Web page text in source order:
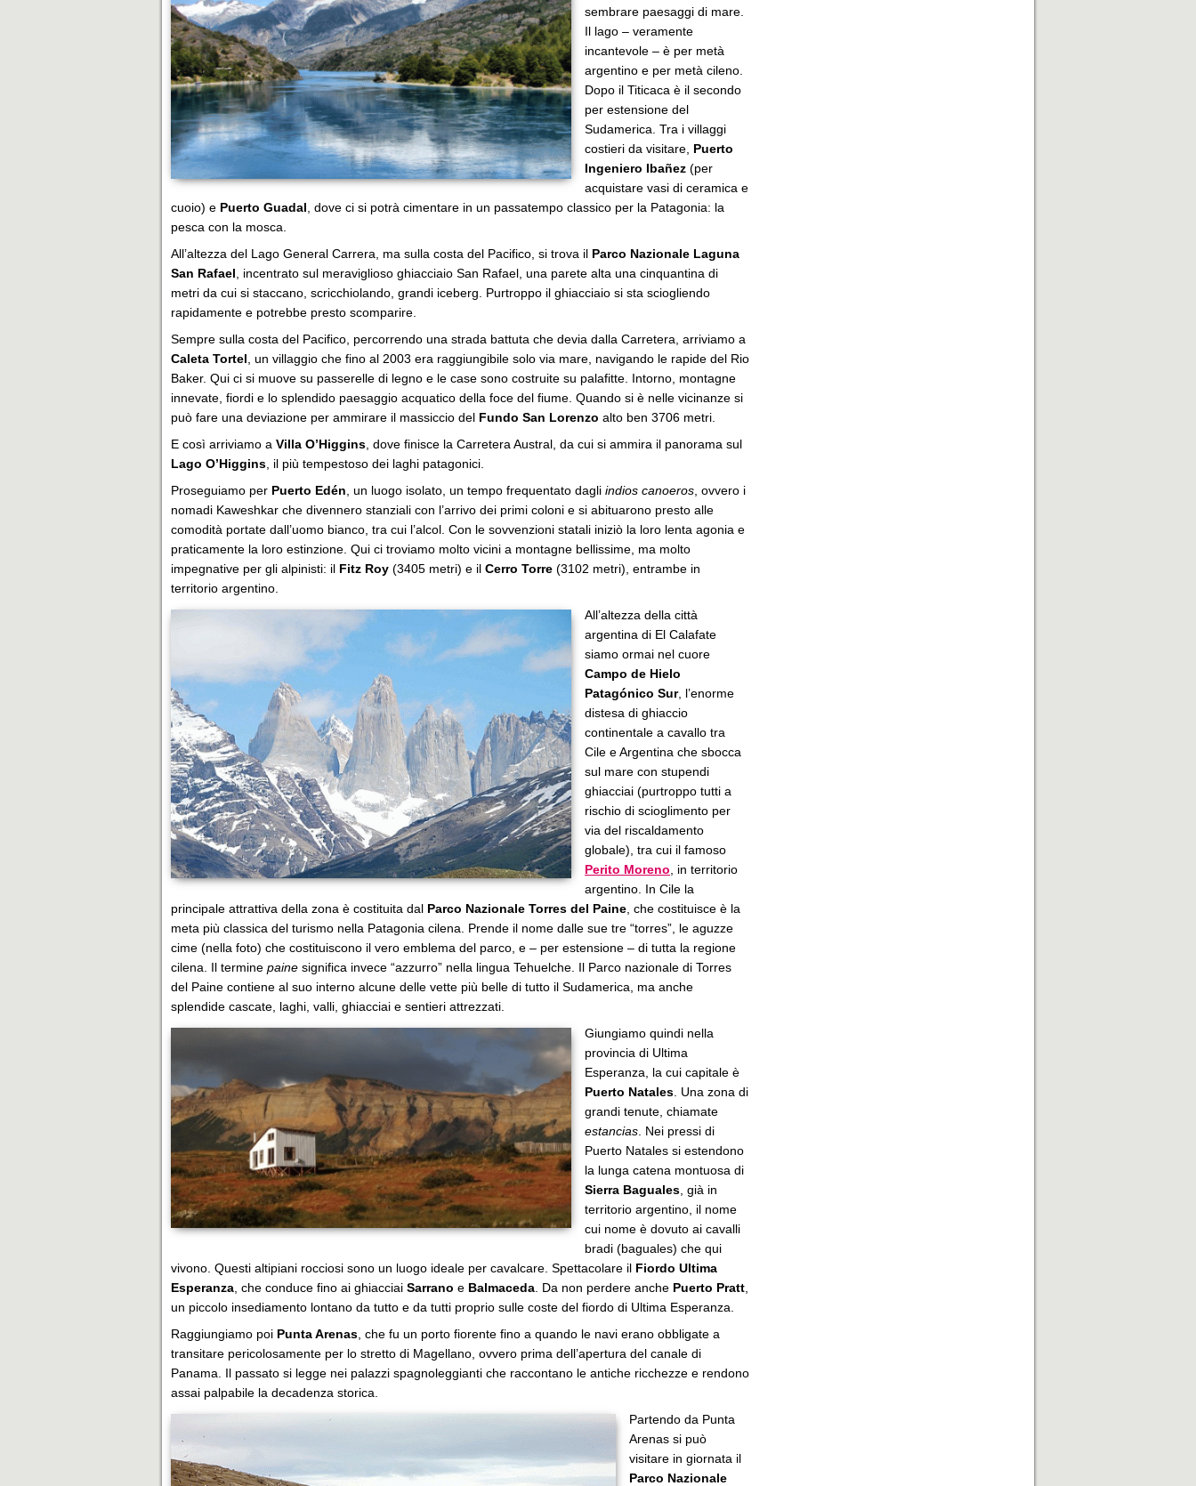
sembrare paesaggi di mare.
Il lago – veramente
incantevole – è per metà
argentino e per metà cileno.
Dopo il Titicaca è il secondo
per estensione del
Sudamerica. Tra i villaggi
costieri da visitare, Puerto
Ingeniero Ibañez (per
acquistare vasi di ceramica e
cuoio) e Puerto Guadal , dove ci si potrà cimentare in un passatempo classico per la Patagonia: la
pesca con la mosca.
All’altezza del Lago General Carrera, ma sulla costa del Pacifico, si trova il Parco Nazionale Laguna
San Rafael , incentrato sul meraviglioso ghiacciaio San Rafael, una parete alta una cinquantina di
metri da cui si staccano, scricchiolando, grandi iceberg. Purtroppo il ghiacciaio si sta sciogliendo
rapidamente e potrebbe presto scomparire.
Sempre sulla costa del Pacifico, percorrendo una strada battuta che devia dalla Carretera, arriviamo a
Caleta Tortel , un villaggio che fino al 2003 era raggiungibile solo via mare, navigando le rapide del Rio
Baker. Qui ci si muove su passerelle di legno e le case sono costruite su palafitte. Intorno, montagne
innevate, fiordi e lo splendido paesaggio acquatico della foce del fiume. Quando si è nelle vicinanze si
può fare una deviazione per ammirare il massiccio del Fundo San Lorenzo alto ben 3706 metri.
E così arriviamo a Villa O’Higgins , dove finisce la Carretera Austral, da cui si ammira il panorama sul
Lago O’Higgins , il più tempestoso dei laghi patagonici.
Proseguiamo per Puerto Edén , un luogo isolato, un tempo frequentato dagli indios canoeros , ovvero i
nomadi Kaweshkar che divennero stanziali con l’arrivo dei primi coloni e si abituarono presto alle
comodità portate dall’uomo bianco, tra cui l’alcol. Con le sovvenzioni statali iniziò la loro lenta agonia e
praticamente la loro estinzione. Qui ci troviamo molto vicini a montagne bellissime, ma molto
impegnative per gli alpinisti: il Fitz Roy (3405 metri) e il Cerro Torre (3102 metri), entrambe in
territorio argentino.
All’altezza della città
argentina di El Calafate
siamo ormai nel cuore
Campo de Hielo
Patagónico Sur, l’enorme
distesa di ghiaccio
continentale a cavallo tra
Cile e Argentina che sbocca
sul mare con stupendi
ghiacciai (purtroppo tutti a
rischio di scioglimento per
via del riscaldamento
globale), tra cui il famoso
Perito Moreno , in territorio
argentino. In Cile la
principale attrattiva della zona è costituita dal Parco Nazionale Torres del Paine , che costituisce è la
meta più classica del turismo nella Patagonia cilena. Prende il nome dalle sue tre “torres”, le aguzze
cime (nella foto) che costituiscono il vero emblema del parco, e – per estensione – di tutta la regione
cilena. Il termine paine significa invece “azzurro” nella lingua Tehuelche. Il Parco nazionale di Torres
del Paine contiene al suo interno alcune delle vette più belle di tutto il Sudamerica, ma anche
splendide cascate, laghi, valli, ghiacciai e sentieri attrezzati.
Giungiamo quindi nella
provincia di Ultima
Esperanza, la cui capitale è
Puerto Natales . Una zona di
grandi tenute, chiamate
estancias . Nei pressi di
Puerto Natales si estendono
la lunga catena montuosa di
Sierra Baguales , già in
territorio argentino, il nome
cui nome è dovuto ai cavalli
bradi (baguales) che qui
vivono. Questi altipiani rocciosi sono un luogo ideale per cavalcare. Spettacolare il Fiordo Ultima
Esperanza , che conduce fino ai ghiacciai Sarrano e Balmaceda . Da non perdere anche Puerto Pratt
un piccolo insediamento lontano da tutto e da tutti proprio sulle coste del fiordo di Ultima Esperanza.
Raggiungiamo poi Punta Arenas , che fu un porto fiorente fino a quando le navi erano obbligate a
transitare pericolosamente per lo stretto di Magellano, ovvero prima dell’apertura del canale di
Panama. Il passato si legge nei palazzi spagnoleggianti che raccontano le antiche ricchezze e rendono
assai palpabile la decadenza storica.
Partendo da Punta
Arenas si può
visitare in giornata il
Parco Nazionale